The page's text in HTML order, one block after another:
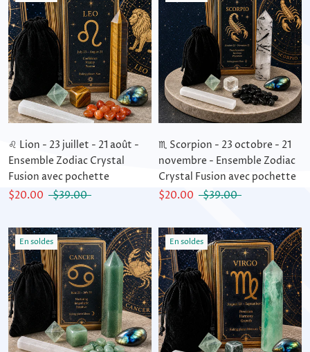
♌ Lion - 23 juillet - 21 août -
Ensemble Zodiac Crystal
Fusion avec pochette
$20.00
$39.00
♏ Scorpion - 23 octobre - 21
novembre - Ensemble Zodiac
Crystal Fusion avec pochette
$20.00
$39.00
En soldes En soldes